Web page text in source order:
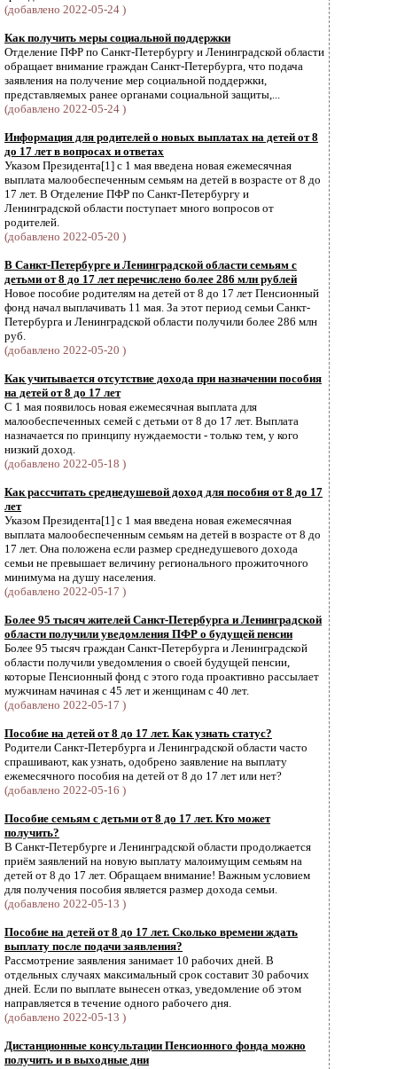
(добавлено 2022-05-24 )
Как получить меры социальной поддержки
Отделение ПФР по Санкт-Петербургу и Ленинградской области
обращает внимание граждан Санкт-Петербурга, что подача
заявления на получение мер социальной поддержки,
представляемых ранее органами социальной защиты,...
(добавлено 2022-05-24 )
Информация для родителей о новых выплатах на детей от 8
до 17 лет в вопросах и ответах
Указом Президента[1] с 1 мая введена новая ежемесячная
выплата малообеспеченным семьям на детей в возрасте от 8 до
17 лет. В Отделение ПФР по Санкт-Петербургу и
Ленинградской области поступает много вопросов от
родителей.
(добавлено 2022-05-20 )
В Санкт-Петербурге и Ленинградской области семьям с
детьми от 8 до 17 лет перечислено более 286 млн рублей
Новое пособие родителям на детей от 8 до 17 лет Пенсионный
фонд начал выплачивать 11 мая. За этот период семьи Санкт-
Петербурга и Ленинградской области получили более 286 млн
руб.
(добавлено 2022-05-20 )
Как учитывается отсутствие дохода при назначении пособия
на детей от 8 до 17 лет
С 1 мая появилось новая ежемесячная выплата для
малообеспеченных семей с детьми от 8 до 17 лет. Выплата
назначается по принципу нуждаемости - только тем, у кого
низкий доход.
(добавлено 2022-05-18 )
Как рассчитать среднедушевой доход для пособия от 8 до 17
лет
Указом Президента[1] с 1 мая введена новая ежемесячная
выплата малообеспеченным семьям на детей в возрасте от 8 до
17 лет. Она положена если размер среднедушевого дохода
семьи не превышает величину регионального прожиточного
минимума на душу населения.
(добавлено 2022-05-17 )
Более 95 тысяч жителей Санкт-Петербурга и Ленинградской
области получили уведомления ПФР о будущей пенсии
Более 95 тысяч граждан Санкт-Петербурга и Ленинградской
области получили уведомления о своей будущей пенсии,
которые Пенсионный фонд с этого года проактивно рассылает
мужчинам начиная с 45 лет и женщинам с 40 лет.
(добавлено 2022-05-17 )
Пособие на детей от 8 до 17 лет. Как узнать статус?
Родители Санкт-Петербурга и Ленинградской области часто
спрашивают, как узнать, одобрено заявление на выплату
ежемесячного пособия на детей от 8 до 17 лет или нет?
(добавлено 2022-05-16 )
Пособие семьям с детьми от 8 до 17 лет. Кто может
получить?
В Санкт-Петербурге и Ленинградской области продолжается
приём заявлений на новую выплату малоимущим семьям на
детей от 8 до 17 лет. Обращаем внимание! Важным условием
для получения пособия является размер дохода семьи.
(добавлено 2022-05-13 )
Пособие на детей от 8 до 17 лет. Сколько времени ждать
выплату после подачи заявления?
Рассмотрение заявления занимает 10 рабочих дней. В
отдельных случаях максимальный срок составит 30 рабочих
дней. Если по выплате вынесен отказ, уведомление об этом
направляется в течение одного рабочего дня.
(добавлено 2022-05-13 )
Дистанционные консультации Пенсионного фонда можно
получить и в выходные дни